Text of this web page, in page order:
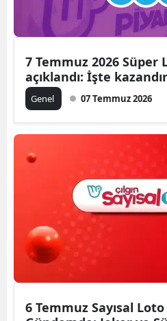
7 Temmuz 2026 Süper
açıklandı: İşte
Genel 07 Temmuz 2026
6 Temmuz Sayısal Loto